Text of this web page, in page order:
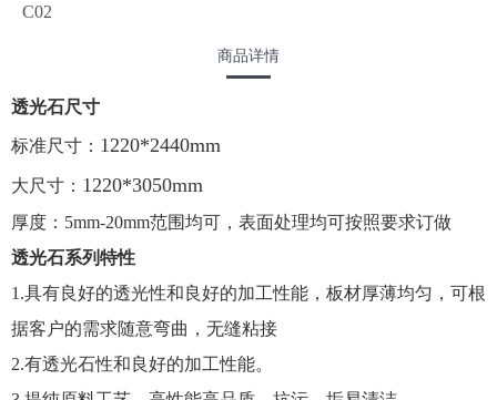
C02
商品详情
透光石尺寸
标准尺寸： 1220*2440mm
大尺寸： 1220*3050mm
厚度：5mm-20mm范围均可，表面处理均可按照要求订做
透光石系列特性
1.具有良好的透光性和良好的加工性能，板材厚薄均匀，可根
据客户的需求随意弯曲，无缝粘接
2.有透光石性和良好的加工性能。